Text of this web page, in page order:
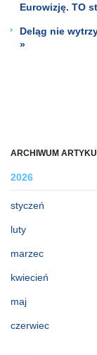
ARCHIWUM
2026
styczeń
luty
marzec
kwiecień
maj
czerwiec
Eurowizję. TO
Deląg nie
»